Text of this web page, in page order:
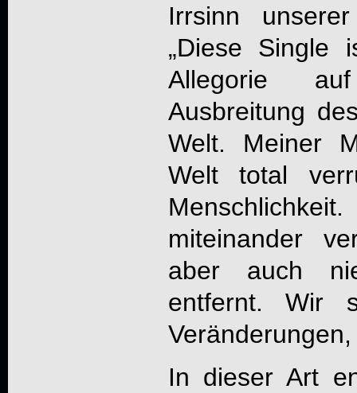
Irrsinn
„Diese Single
Allegorie
Ausbreitung
Welt. Meiner
Welt total
miteinander
aber auch
entfernt. Wir
In dieser Art